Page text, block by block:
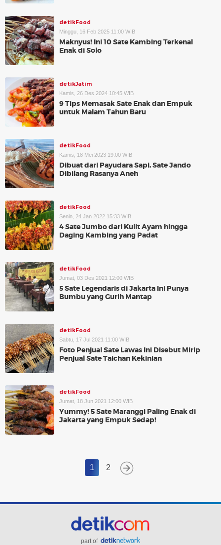
detikFood
Minggu, 16 Feb 2025 11:00 WIB
Maknyus! Ini 10 Sate Kambing Terkenal
Enak di Solo
detikJatim
Kamis, 26 Des 2024 10:45 WIB
9 Tips Memasak Sate Enak dan Empuk
untuk Malam Tahun Baru
detikFood
Kamis, 18 Mei 2023 19:00 WIB
Dibuat dari Payudara Sapi, Sate Jando
Dibilang Rasanya Aneh
detikFood
Senin, 24 Jan 2022 15:33 WIB
4 Sate Jumbo dari Kulit Ayam hingga
Daging Kambing yang Padat
detikFood
Jumat, 03 Des 2021 12:00 WIB
5 Sate Legendaris di Jakarta Ini Punya
Bumbu yang Gurih Mantap
detikFood
Sabtu, 17 Jul 2021 11:00 WIB
Foto Penjual Sate Lawas Ini Disebut Mirip
Penjual Sate Taichan Kekinian
detikFood
Jumat, 18 Jun 2021 12:00 WIB
Yummy! 5 Sate Maranggi Paling Enak di
Jakarta yang Empuk Sedap!
1 2
part of